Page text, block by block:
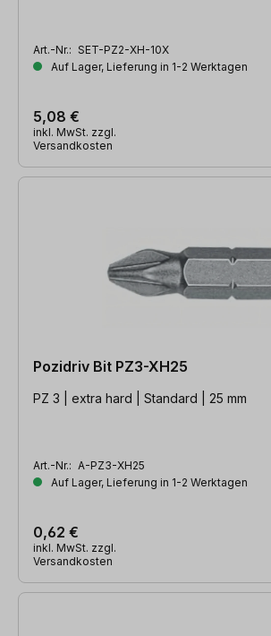
Art.-Nr.: SET-PZ2-XH-10X
Auf Lager, Lieferung in 1-2 Werktagen
5,08 €
inkl. MwSt. zzgl.
Versandkosten
Pozidriv Bit PZ3-XH25
PZ 3 | extra hard | Standard | 25 mm
Art.-Nr.: A-PZ3-XH25
Auf Lager, Lieferung in 1-2 Werktagen
0,62 €
inkl. MwSt. zzgl.
Versandkosten